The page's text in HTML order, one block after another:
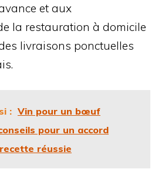
et aux
la restauration à domicile
livraisons ponctuelles
: Vin pour un bœuf
pour un accord
réussie